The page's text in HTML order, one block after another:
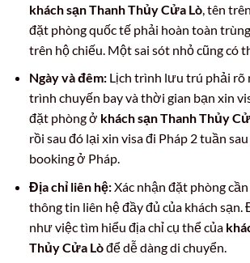
khách sạn Thanh Thủy Cửa Lò, tên
đặt phòng quốc tế phải hoàn toàn
trên hộ chiếu. Một sai sót nhỏ cũng có
Ngày và đêm:Lịch trình lưu trú phải rõ
trình chuyến bay và thời gian bạn xin
đặt phòng ở khách sạn Thanh Thủy
rồi sau đó lại xin visa đi Pháp 2 tuần
booking ở Pháp.
Địa chỉ liên hệ:Xác nhận đặt phòng cần
thông tin liên hệ đầy đủ của khách
như việc tìm hiểu địa chỉ cụ thể của
Thủy Cửa Lòđể dễ dàng di chuyển.